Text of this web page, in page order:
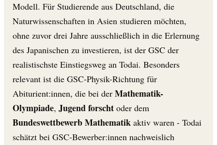
Modell. Für Studierende aus Deutschland, die
Naturwissenschaften in Asien studieren möchten,
ohne zuvor drei Jahre ausschließlich in die Erlernung
des Japanischen zu investieren, ist der GSC der
realistischste Einstiegsweg an Todai. Besonders
relevant ist die GSC-Physik-Richtung für
Abiturient:innen, die bei der Mathematik-
Olympiade, Jugend forscht oder dem
Bundeswettbewerb Mathematik aktiv waren - Todai
schätzt bei GSC-Bewerber:innen nachweislich